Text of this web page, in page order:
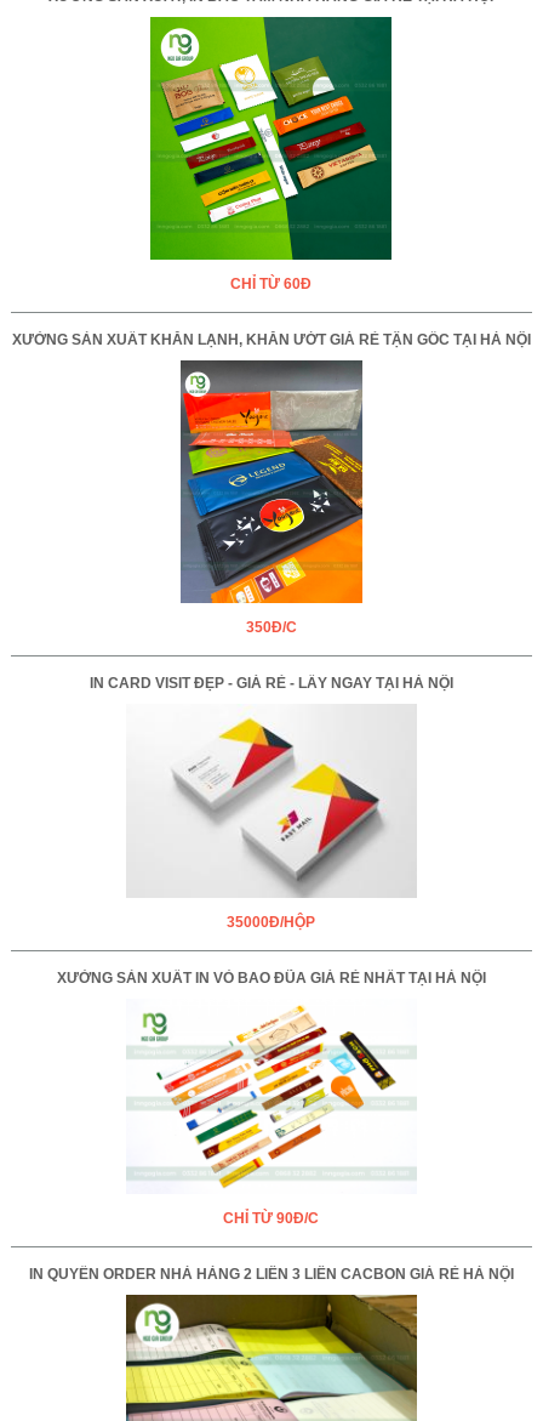
CHỈ TỪ 60Đ
XƯỞNG SẢN XUẤT KHĂN LẠNH, KHĂN ƯỚT GIÁ RẺ TẬN GỐC TẠI HÀ NỘI
350Đ/C
IN CARD VISIT ĐẸP - GIÁ RẺ - LẤY NGAY TẠI HÀ NỘI
35000Đ/HỘP
XƯỞNG SẢN XUẤT IN VỎ BAO ĐŨA GIÁ RẺ NHẤT TẠI HÀ NỘI
CHỈ TỪ 90Đ/C
IN QUYỂN ORDER NHÀ HÀNG 2 LIÊN 3 LIÊN CACBON GIÁ RẺ HÀ NỘI